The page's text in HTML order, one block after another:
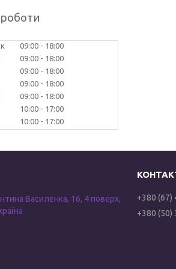
09:00
18:00
09:00
18:00
09:00
18:00
09:00
18:00
09:00
18:00
10:00
17:00
10:00 17:00
Василенка, 16, 4 поверх,
+380 (67)
+380 (50)